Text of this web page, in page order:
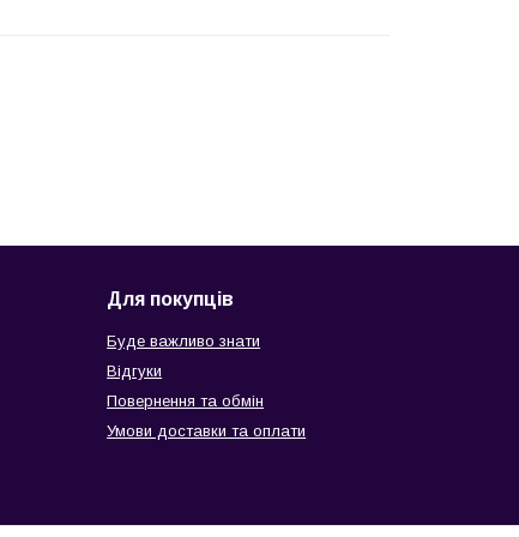
Для покупців
Буде важливо знати
Відгуки
Повернення та обмін
Умови доставки та оплати